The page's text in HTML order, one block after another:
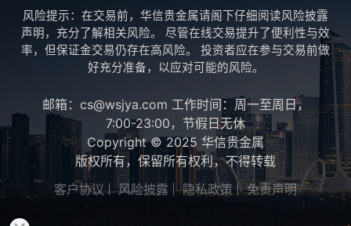
风险提示：在交易前，华信贵金属请阁下仔细阅读风险披露
声明，充分了解相关风险。 尽管在线交易提升了便利性与效
率，但保证金交易仍存在高风险。 投资者应在参与交易前做
好充分准备，以应对可能的风险。
邮箱：cs@wsjya.com 工作时间：周一至周日，
7:00-23:00，节假日无休
Copyright © 2025 华信贵金属
版权所有，保留所有权利，不得转载
客户协议
风险披露 隐私政策 免责声明